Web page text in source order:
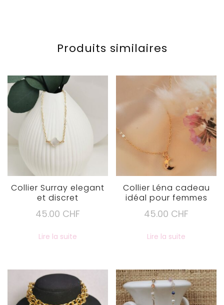
Produits similaires
Collier Surray elegant
et discret
45.00 CHF
Lire la suite
Collier Léna cadeau
idéal pour femmes
45.00 CHF
Lire la suite